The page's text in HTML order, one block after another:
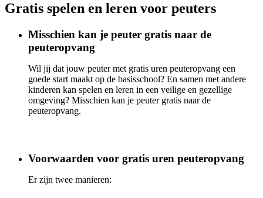
Gratis spelen en leren voor peuters
Misschien kan je peuter gratis naar de
peuteropvang
Wil jij dat jouw peuter met gratis uren peuteropvang een
goede start maakt op de basisschool? En samen met andere
kinderen kan spelen en leren in een veilige en gezellige
omgeving? Misschien kan je peuter gratis naar de
peuteropvang.
Voorwaarden voor gratis uren peuteropvang
Er zijn twee manieren: